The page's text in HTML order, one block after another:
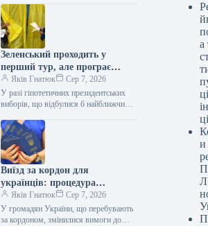
Зеленський проходить у
перший тур, але програє
Залужному та Федорову в
другому: нове соцопитування
Яків Гнатюк
Сер 7, 2026
У разі гіпотетичних президентських
виборів, що відбулися б найближчим
би перемогу в першому турі, проте
програв би у другому турі Валерію
Залужному, Михайлу…
Виїзд за кордон для
українців: процедура
оформлення паспорта стала
легшою, які зміни сталися
Яків Гнатюк
Сер 7, 2026
У громадян України, що перебувають
за кордоном, змінилися вимоги до
а
ці
и